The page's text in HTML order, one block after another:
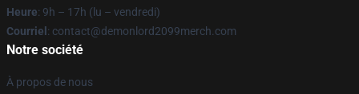
Heure: 9h – 17h (lu – vendredi)
Courriel : contact@demonlord2099merch.com
Notre société
À propos de nous